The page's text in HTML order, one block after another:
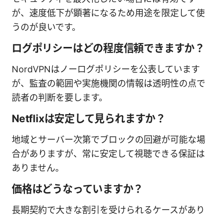
が、速度低下が顕著になるため用途を限定して使
うのが良いです。
ログポリシーはどの程度信頼できますか？
NordVPNはノーログポリシーを公表しています
が、監査の範囲や実施機関の情報は透明性の点で
読者の判断を要します。
Netflixは安定して見られますか？
地域とサーバー次第でブロックの回避が可能な場
合がありますが、常に安定して視聴できる保証は
ありません。
価格はどうなっていますか？
長期契約で大きな割引を受けられるケースがあり